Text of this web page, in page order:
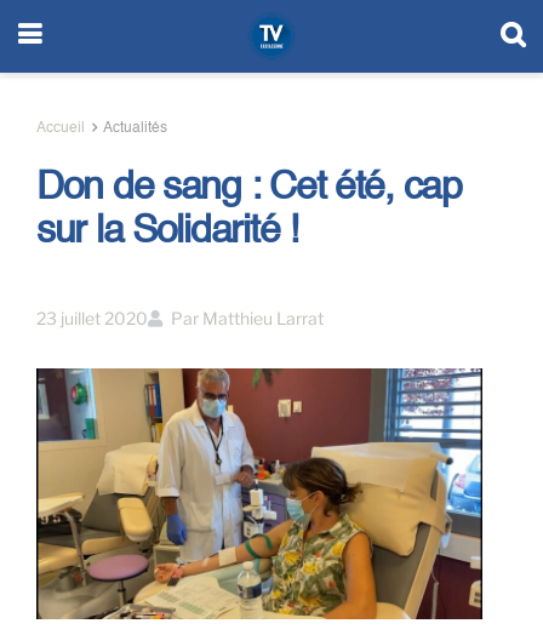
Accueil Actualités
Don de sang : Cet été, cap
sur la Solidarité !
23 juillet 2020 Par Matthieu Larrat